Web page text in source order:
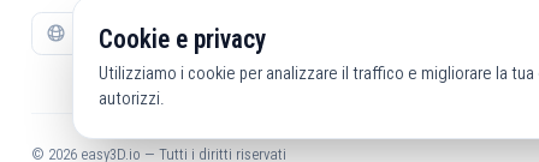
© 2026 easy3D.io — Tutti i diritti riservati
Cookie e privacy
Utilizziamo i cookie per analizzare il traffico e migliorare la
autorizzi.